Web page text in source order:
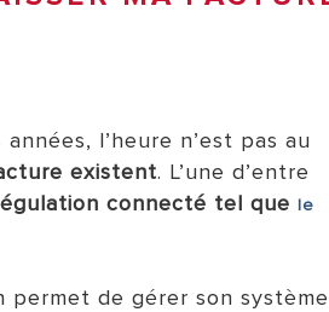
l’heure n’est pas au
existent. L’une d’entre
connecté tel quele
permet de gérer son